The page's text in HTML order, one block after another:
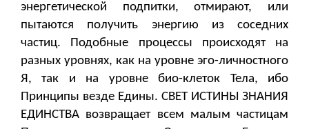
энергетической подпитки, отмирают, или
пытаются получить энергию из соседних
частиц. Подобные процессы происходят на
разных уровнях, как на уровне эго-личностного
Я, так и на уровне био-клеток Тела, ибо
Принципы везде Едины. СВЕТ ИСТИНЫ ЗНАНИЯ
ЕДИНСТВА возвращает всем малым частицам